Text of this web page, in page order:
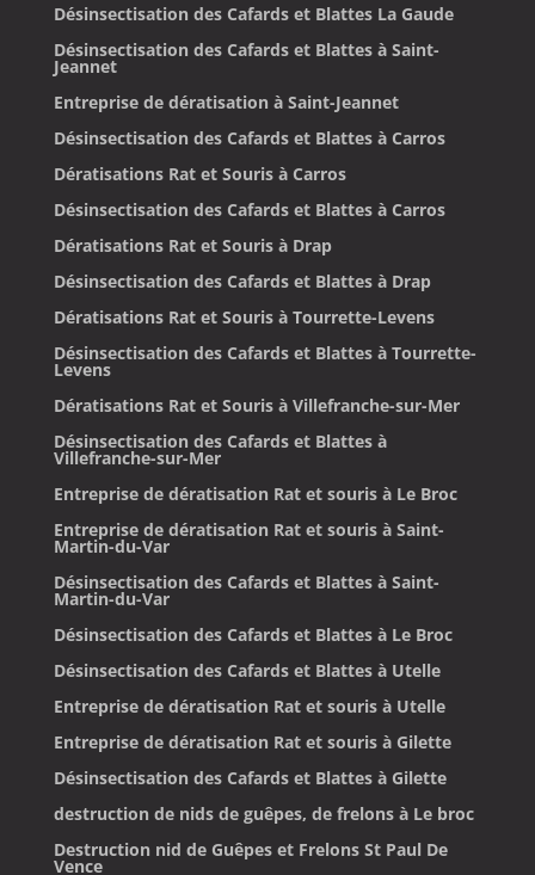
Désinsectisation des Cafards et Blattes La Gaude
Désinsectisation des Cafards et Blattes à Saint-
Jeannet
Entreprise de dératisation à Saint-Jeannet
Désinsectisation des Cafards et Blattes à Carros
Dératisations Rat et Souris à Carros
Désinsectisation des Cafards et Blattes à Carros
Dératisations Rat et Souris à Drap
Désinsectisation des Cafards et Blattes à Drap
Dératisations Rat et Souris à Tourrette-Levens
Désinsectisation des Cafards et Blattes à Tourrette-
Levens
Dératisations Rat et Souris à Villefranche-sur-Mer
Désinsectisation des Cafards et Blattes à
Villefranche-sur-Mer
Entreprise de dératisation Rat et souris à Le Broc
Entreprise de dératisation Rat et souris à Saint-
Martin-du-Var
Désinsectisation des Cafards et Blattes à Saint-
Martin-du-Var
Désinsectisation des Cafards et Blattes à Le Broc
Désinsectisation des Cafards et Blattes à Utelle
Entreprise de dératisation Rat et souris à Utelle
Entreprise de dératisation Rat et souris à Gilette
Désinsectisation des Cafards et Blattes à Gilette
destruction de nids de guêpes, de frelons à Le broc
Destruction nid de Guêpes et Frelons St Paul De
Vence